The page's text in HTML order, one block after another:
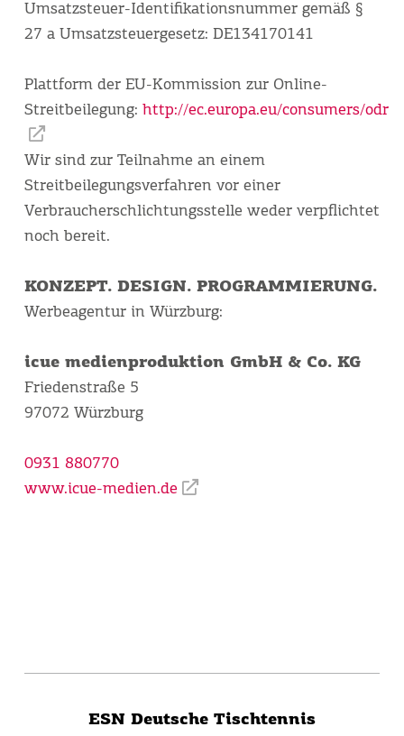
Umsatzsteuer-Identifikationsnummer gemäß §
27 a Umsatzsteuergesetz: DE134170141
Plattform der EU-Kommission zur Online-
Streitbeilegung: http://ec.europa.eu/consumers/odr
Wir sind zur Teilnahme an einem
Streitbeilegungsverfahren vor einer
Verbraucherschlichtungsstelle weder verpflichtet
noch bereit.
KONZEPT. DESIGN. PROGRAMMIERUNG.
Werbeagentur in Würzburg:
icue medienproduktion GmbH & Co. KG
Friedenstraße 5
97072 Würzburg
0931 880770
www.icue-medien.de
ESN Deutsche Tischtennis